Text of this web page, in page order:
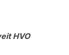
HVO